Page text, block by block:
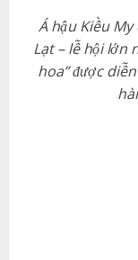
Á hậu Kiều
Lạt – lễ hội lớn
hoa” được